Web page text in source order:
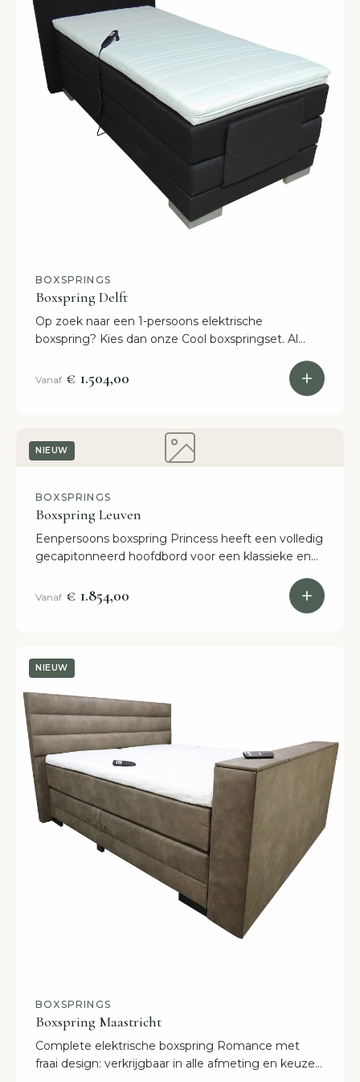
BOXSPRINGS
Boxspring Delft
Op zoek naar een 1-persoons elektrische
boxspring? Kies dan onze Cool boxspringset. Al
in huis!
Vanaf € 1.504,00
NIEUW
BOXSPRINGS
Boxspring Leuven
Eenpersoons boxspring Princess heeft een volledig
gecapitonneerd hoofdbord voor een klassieke en
weken.
Vanaf € 1.854,00
NIEUW
BOXSPRINGS
Boxspring Maastricht
Complete elektrische boxspring Romance met
fraai design: verkrijgbaar in alle afmeting en keuze